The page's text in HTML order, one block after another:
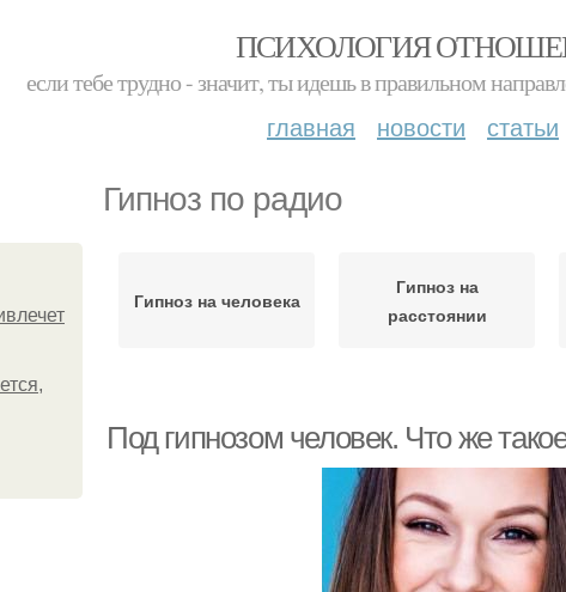
ПСИХОЛОГИЯ
если тебе трудно - значит, ты идешь в правильном
главная новости статьи
Гипноз по радио
Гипноз на человека
Гипноз на
расстоянии
Под гипнозом человек. Что же